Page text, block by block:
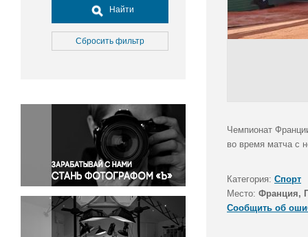
Досуг, туризм и отдых
Культура
Медицина
Окружающая среда
Политика
Правосудие
Происшествия и конфликты
Религия
Светская жизнь
Спорт
Экология
Найти
Сбросить фильтр
Чемпионат
во время матча с
Категория: Спорт
Место: Франция,
Сообщить об